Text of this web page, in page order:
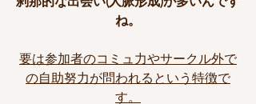
ね。
要は参加者のコミュ力やサークル外で
の自助努力が問われるという特徴で
す。